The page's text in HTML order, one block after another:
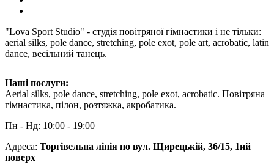
"Lova Sport Studio" - студія повітряної гімнастики і не тільки:
aerial silks, ️pole dance, ️stretching, pole exot, ️pole art, acrobatic, ️latin
dance, весільний танець.
Наші послуги:
Aerial silks, pole dance, stretching, pole exot, acrobatic. Повітряна
гімнастика, пілон, розтяжка, акробатика.
Пн - Нд: 10:00 - 19:00
Адреса: Торгівельна лінія по вул. Щирецькій, 36/15, 1ий
поверх